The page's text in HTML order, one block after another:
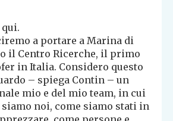
a portare a Marina di
il Centro Ricerche, il primo
in Italia. Considero questo
– spiega Contin – un
mio e del mio team, in cui
siamo noi, come siamo stati in